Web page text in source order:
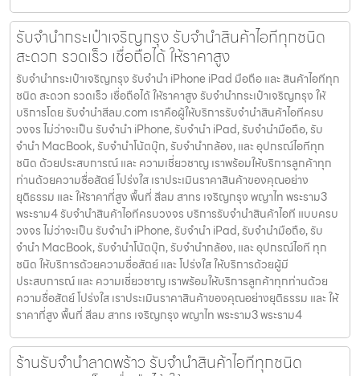
รับจำนำกระเป๋าเจริญกรุง รับจำนำสินค้าไอทีทุกชนิด
สะดวก รวดเร็ว เชื่อถือได้ ให้ราคาสูง
รับจำนำกระเป๋าเจริญกรุง รับจำนำ iPhone iPad มือถือ และ สินค้าไอทีทุก
ชนิด สะดวก รวดเร็ว เชื่อถือได้ ให้ราคาสูง รับจำนำกระเป๋าเจริญกรุง ให้
บริการโดย รับจํานําสีลม.com เราคือผู้ให้บริการรับจำนำสินค้าไอทีครบ
วงจร ไม่ว่าจะเป็น รับจำนำ iPhone, รับจำนำ iPad, รับจำนำมือถือ, รับ
จำนำ MacBook, รับจำนำโน้ตบุ๊ก, รับจำนำกล้อง, และ อุปกรณ์ไอทีทุก
ชนิด ด้วยประสบการณ์ และ ความเชี่ยวชาญ เราพร้อมให้บริการลูกค้าทุก
ท่านด้วยความซื่อสัตย์ โปร่งใส เราประเมินราคาสินค้าของคุณอย่าง
ยุติธรรม และ ให้ราคาที่สูง พื้นที่ สีลม สาทร เจริญกรุง พญาไท พระราม3
พระราม4 รับจำนำสินค้าไอทีครบวงจร บริการรับจำนำสินค้าไอที แบบครบ
วงจร ไม่ว่าจะเป็น รับจำนำ iPhone, รับจำนำ iPad, รับจำนำมือถือ, รับ
จำนำ MacBook, รับจำนำโน้ตบุ๊ก, รับจำนำกล้อง, และ อุปกรณ์ไอที ทุก
ชนิด ให้บริการด้วยความซื่อสัตย์ และ โปร่งใส ให้บริการด้วยผู้มี
ประสบการณ์ และ ความเชี่ยวชาญ เราพร้อมให้บริการลูกค้าทุกท่านด้วย
ความซื่อสัตย์ โปร่งใส เราประเมินราคาสินค้าของคุณอย่างยุติธรรม และ ให้
ราคาที่สูง พื้นที่ สีลม สาทร เจริญกรุง พญาไท พระราม3 พระราม4
ร้านรับจำนำลาดพร้าว รับจำนำสินค้าไอทีทุกชนิด